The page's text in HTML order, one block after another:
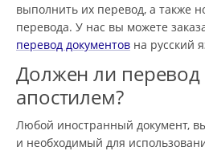
выполнить их перевод, а также
перевода. У нас вы можете
перевод документов на русский
Должен ли перевод
апостилем?
Любой иностранный документ,
и необходимый для